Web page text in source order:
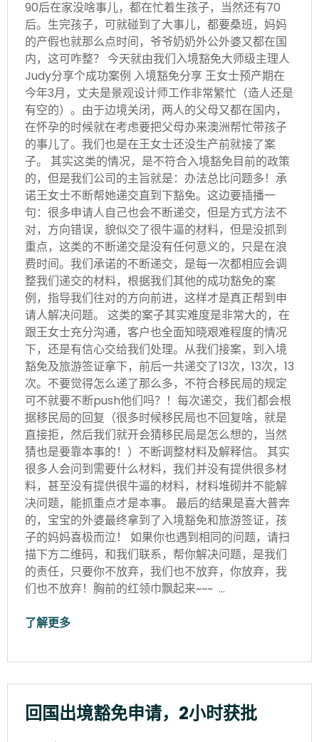
90后在家没啥事儿，都在忙着生孩子，当然还有70
后。生完孩子，可就碰到了大事儿，都要桑班，妈妈
的产假也就那么点时间，爷爷奶奶外公外婆又都在国
内，这可咋整？ 今天就由我们入境豁免大师级主理人
Judy分享个成功案例 入境豁免分享 王女士预产期在
今年3月，丈夫是景观设计师工作非常繁忙（造人还是
有空的）。由于边境关闭，两人的父母又都在国内，
在怀孕的时候就在考虑要把父母办来澳洲帮忙带孩子
的事儿了。我们也是在王女士还没生产前就接了案
子。 其实这类的情况，是不符合入境豁免目前的政策
的，但是我们公司的主旨就是：办法总比问题多！承
诺王女士不断帮她递交直到下豁免。这边要插播一
句：很多申请人自己也会不断递交，但是方式方法不
对，方向错误，貌似交了很牛逼的材料，但是没抓到
重点，这类的不断递交是没有任何意义的，只是在浪
费时间。我们承诺的不断递交，是每一次都相应会调
整我们递交的材料，根据我们其他的成功豁免的案
例，指导我们往对的方向前进，这样才是真正帮到申
请人解决问题。 这类的案子其实难度是非常大的，在
跟王女士充分沟通，客户也全面知晓艰难程度的情况
下，还是有信心交给我们处理。从我们接案，到入境
豁免及旅游签证拿下，前后一共递交了13次，13次，13
次。不要觉得怎么递了那么多，不符合移民局的规定
可不就要不断push他们吗？！每次递交，我们都会根
据移民局的回复（很多时候移民局也不回复啥，就是
直接拒，然后我们就开会猜移民局是怎么想的，当然
猜也是要靠本事的！）不断调整材料及解释信。 其实
很多人会问到需要什么材料，我们并没有提供很多材
料，甚至没有提供很牛逼的材料，材料堆砌并不能解
决问题，能抓重点才是本事。 最后的结果是喜大普奔
的，宝宝的外婆最终拿到了入境豁免和旅游签证，孩
子的妈妈喜极而泣！ 如果你也遇到相同的问题，请扫
描下方二维码，和我们联系，帮你解决问题，是我们
的责任，只要你不放弃，我们也不放弃，你放弃，我
们也不放弃！胸前的红领巾飘起来~~~ …
了解更多
回国出境豁免申请，2小时获批